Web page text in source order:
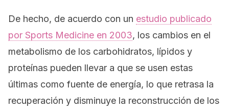
De hecho, de acuerdo con un estudio publicado
por Sports Medicine en 2003, los cambios en el
metabolismo de los carbohidratos, lípidos y
proteínas pueden llevar a que se usen estas
últimas como fuente de energía, lo que retrasa la
recuperación y disminuye la reconstrucción de los